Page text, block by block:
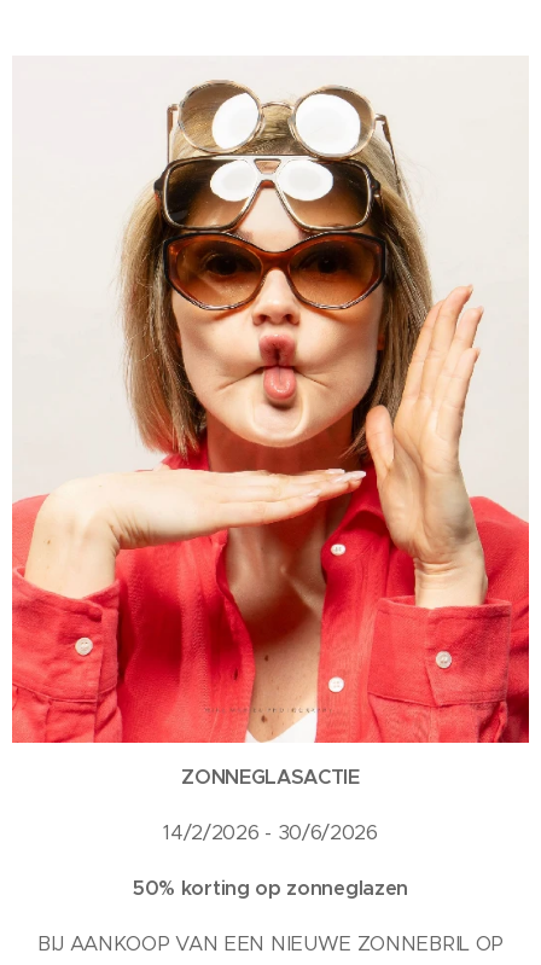
ZONNEGLASACTIE
14/2/2026 - 30/6/2026
50% korting op zonneglazen
BIJ AANKOOP VAN EEN NIEUWE ZONNEBRIL OP